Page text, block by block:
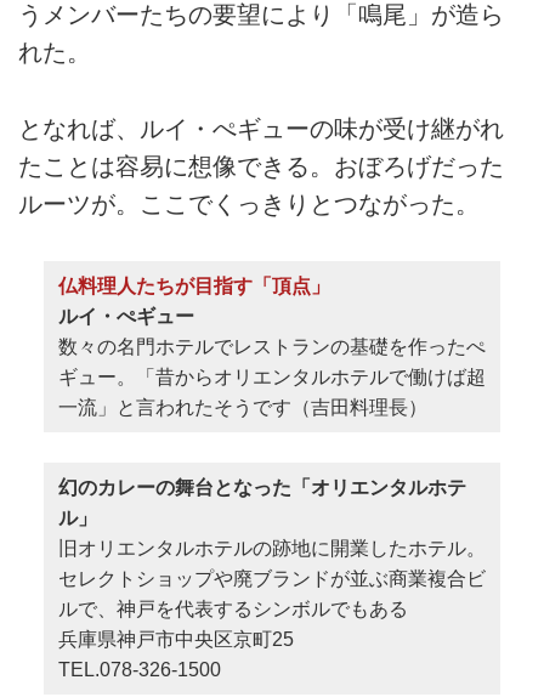
うメンバーたちの要望により「鳴尾」が造ら
れた。
となれば、ルイ・ぺギューの味が受け継がれ
たことは容易に想像できる。おぼろげだった
ルーツが。ここでくっきりとつながった。
仏料理人たちが目指す「頂点」
ルイ・ぺギュー
数々の名門ホテルでレストランの基礎を作ったぺ
ギュー。「昔からオリエンタルホテルで働けば超
一流」と言われたそうです（吉田料理長）
幻のカレーの舞台となった「オリエンタルホテ
ル」
旧オリエンタルホテルの跡地に開業したホテル。
セレクトショップや廃ブランドが並ぶ商業複合ビ
ルで、神戸を代表するシンボルでもある
兵庫県神戸市中央区京町25
TEL.078-326-1500